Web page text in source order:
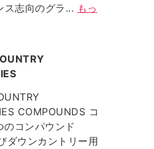
ス志向のグラ... もっ
COMPOUNDS コ
コンパウンド
ダウンカントリー用